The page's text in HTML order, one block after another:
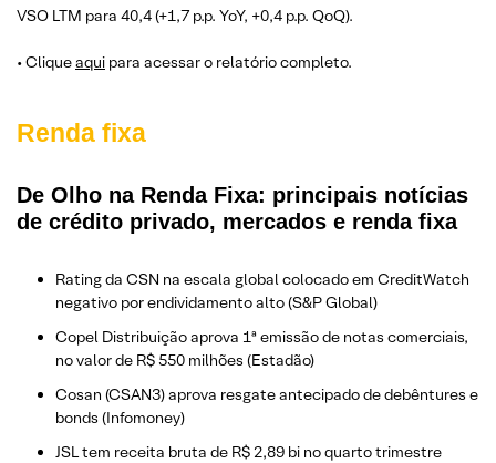
VSO LTM para 40,4 (+1,7 p.p. YoY, +0,4 p.p. QoQ).
• Cliqueaqui para acessar o relatório completo.
Renda fixa
De Olho na Renda Fixa: principais notícias
de crédito privado, mercados e renda fixa
Rating da CSN na escala global colocado em CreditWatch
negativo por endividamento alto (S&P Global)
Copel Distribuição aprova 1ª emissão de notas comerciais,
no valor de R$ 550 milhões (Estadão)
Cosan (CSAN3) aprova resgate antecipado de debêntures e
bonds (Infomoney)
JSL tem receita bruta de R$ 2,89 bi no quarto trimestre